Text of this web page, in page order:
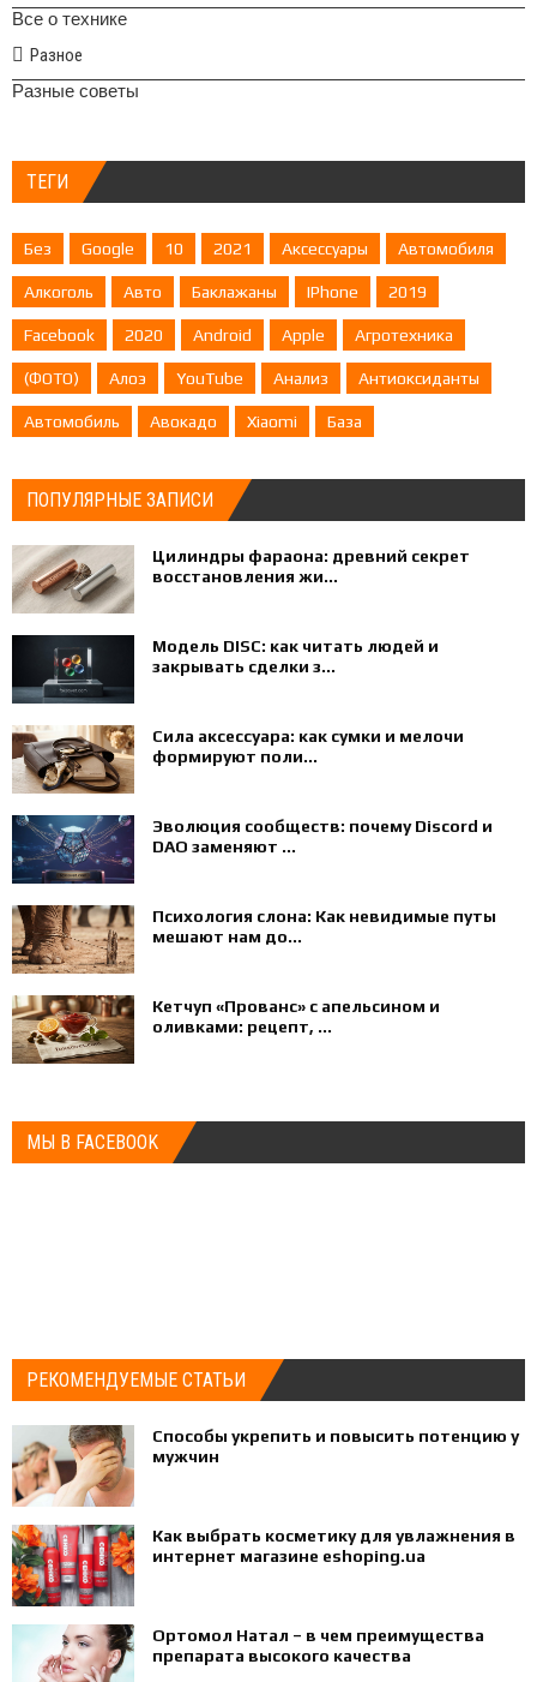
Все о технике
Разное
Разные советы
ТЕГИ
Без Google 10 2021 Аксессуары Автомобиля
Алкоголь Авто Баклажаны IPhone 2019
Facebook 2020 Android Apple Агротехника
(ФОТО) Алоэ YouTube Анализ Антиоксиданты
Автомобиль Авокадо Xiaomi База
ПОПУЛЯРНЫЕ ЗАПИСИ
Цилиндры фараона: древний секрет
восстановления жи...
Модель DISC: как читать людей и
закрывать сделки з...
Сила аксессуара: как сумки и мелочи
формируют поли...
Эволюция сообществ: почему Discord и
DAO заменяют ...
Психология слона: Как невидимые путы
мешают нам до...
Кетчуп «Прованс» с апельсином и
оливками: рецепт, ...
МЫ В FACEBOOK
РЕКОМЕНДУЕМЫЕ СТАТЬИ
Способы укрепить и повысить потенцию у
мужчин
Как выбрать косметику для увлажнения в
интернет магазине eshoping.ua
Ортомол Натал – в чем преимущества
препарата высокого качества